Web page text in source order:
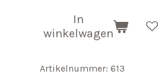
In
winkelwagen
Artikelnummer: 613